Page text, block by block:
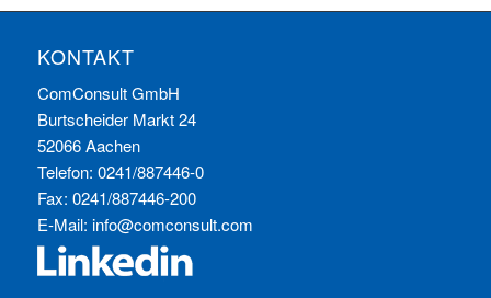
KONTAKT
ComConsult GmbH
Burtscheider Markt 24
52066 Aachen
Telefon: 0241/887446-0
Fax: 0241/887446-200
E-Mail: info@comconsult.com